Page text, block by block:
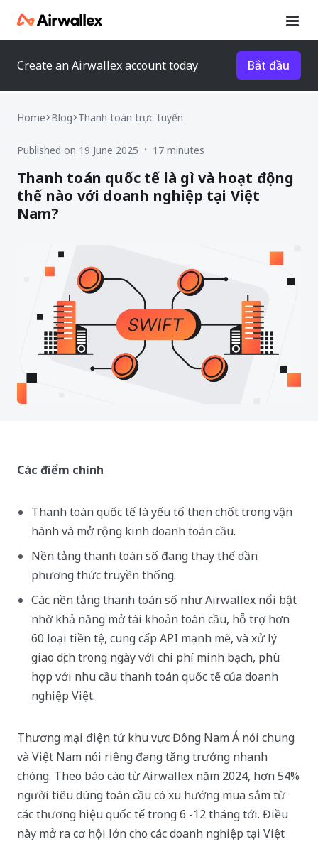
Create an Airwallex account today Bắt đầu
Home Blog Thanh toán trực tuyến
Published on 19 June 2025 • 17 minutes
Thanh toán quốc tế là gì và hoạt động
thế nào với doanh nghiệp tại Việt
Nam?
Các điểm chính
Thanh toán quốc tế là yếu tố then chốt trong vận
hành và mở rộng kinh doanh toàn cầu.
Nền tảng thanh toán số đang thay thế dần
phương thức truyền thống.
Các nền tảng thanh toán số như Airwallex nổi bật
nhờ khả năng mở tài khoản toàn cầu, hỗ trợ hơn
60 loại tiền tệ, cung cấp API mạnh mẽ, và xử lý
giao dịch trong ngày với chi phí minh bạch, phù
hợp với nhu cầu thanh toán quốc tế của doanh
nghiệp Việt.
Thương mại điện tử khu vực Đông Nam Á nói chung
và Việt Nam nói riêng đang tăng trưởng nhanh
chóng. Theo báo cáo từ Airwallex năm 2024, hơn 54%
người tiêu dùng toàn cầu có xu hướng mua sắm từ
các thương hiệu quốc tế trong 6 -12 tháng tới. Điều
này mở ra cơ hội lớn cho các doanh nghiệp tại Việt